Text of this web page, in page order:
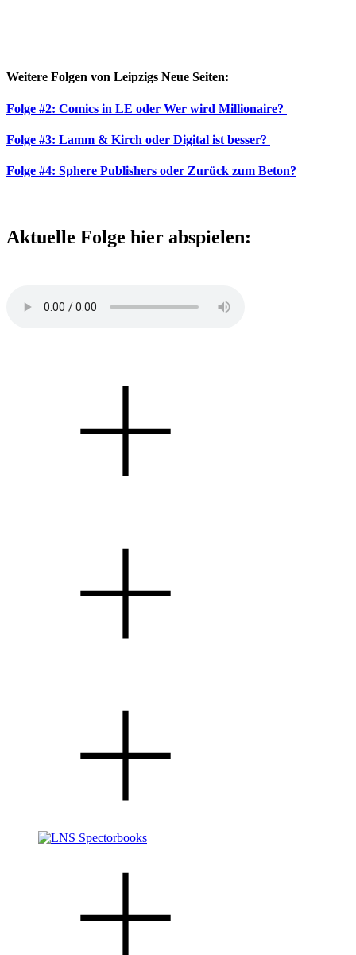
Weitere Folgen von Leipzigs Neue Seiten:
Folge #2: Comics in LE oder Wer wird Millionaire?
Folge #3: Lamm & Kirch oder Digital ist besser?
Folge #4: Sphere Publishers oder Zurück zum Beton?
Aktuelle Folge hier abspielen: